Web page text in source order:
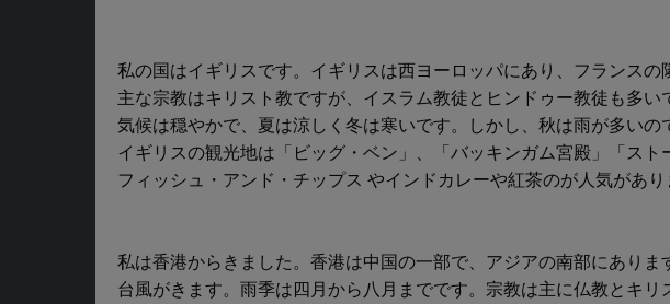
私の国はイギリスです。イギリスは西ヨーロッパにあり、フランス
主な宗教はキリスト教ですが、イスラム教徒とヒンドゥー教徒も多い
気候は穏やかで、夏は涼しく冬は寒いです。しかし、秋は雨が多いの
イギリスの観光地は「ビッグ・ベン」、「バッキンガム宮殿」「ス
フィッシュ・アンド・チップス やインドカレーや紅茶のが人気があり
私は香港からきました。香港は中国の一部で、アジアの南部にあり
台風がきます。雨季は四月から八月までです。宗教は主に仏教とキ